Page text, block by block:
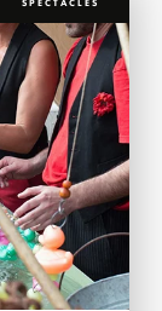
SPECTACLES